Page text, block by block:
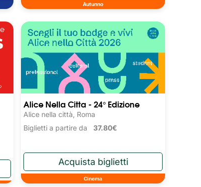
Autunno
Alice Nella Citta - 24° Edizione
Alice nella città, Roma
Biglietti a partire da37.80€
Cinema